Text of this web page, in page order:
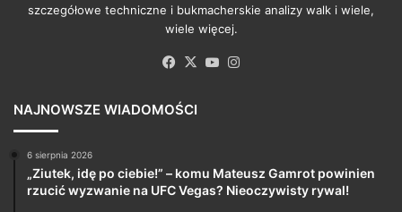
szczegółowe techniczne i bukmacherskie analizy walk i wiele,
wiele więcej.
Facebook
X YouTube
NAJNOWSZE WIADOMOŚCI
6 sierpnia 2026
„Ziutek, idę po ciebie!” – komu Mateusz Gamrot powinien
rzucić wyzwanie na UFC Vegas? Nieoczywisty rywal!